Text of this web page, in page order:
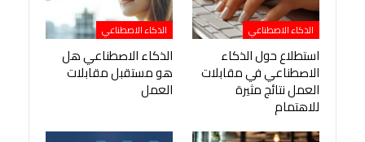
الذكاء الاصطناعي
استطلاع حول الذكاء
الاصطناعي في مقابلات
العمل نتائج مثيرة
للاهتمام
الذكاء الاصطناعي
الذكاء الاصطناعي هل
هو مستقبل مقابلات
العمل